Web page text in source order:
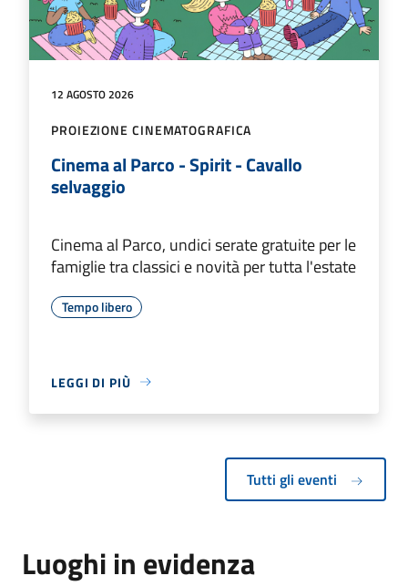
12 AGOSTO 2026
PROIEZIONE CINEMATOGRAFICA
Cinema al Parco - Spirit - Cavallo
selvaggio
Cinema al Parco, undici serate gratuite per le
famiglie tra classici e novità per tutta l'estate
Tempo libero
LEGGI DI PIÙ
Tutti gli eventi
Luoghi in evidenza